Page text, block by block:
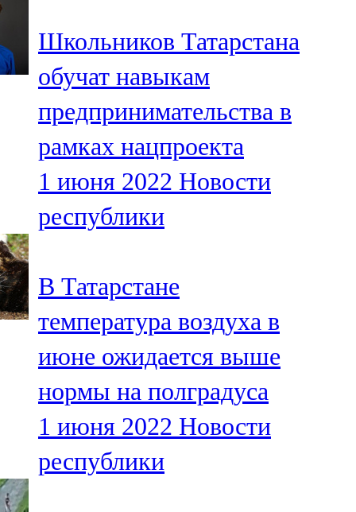
Школьников Татарстана
обучат навыкам
предпринимательства в
рамках нацпроекта
1 июня 2022 Новости
республики
В Татарстане
температура воздуха в
июне ожидается выше
нормы на полградуса
1 июня 2022 Новости
республики